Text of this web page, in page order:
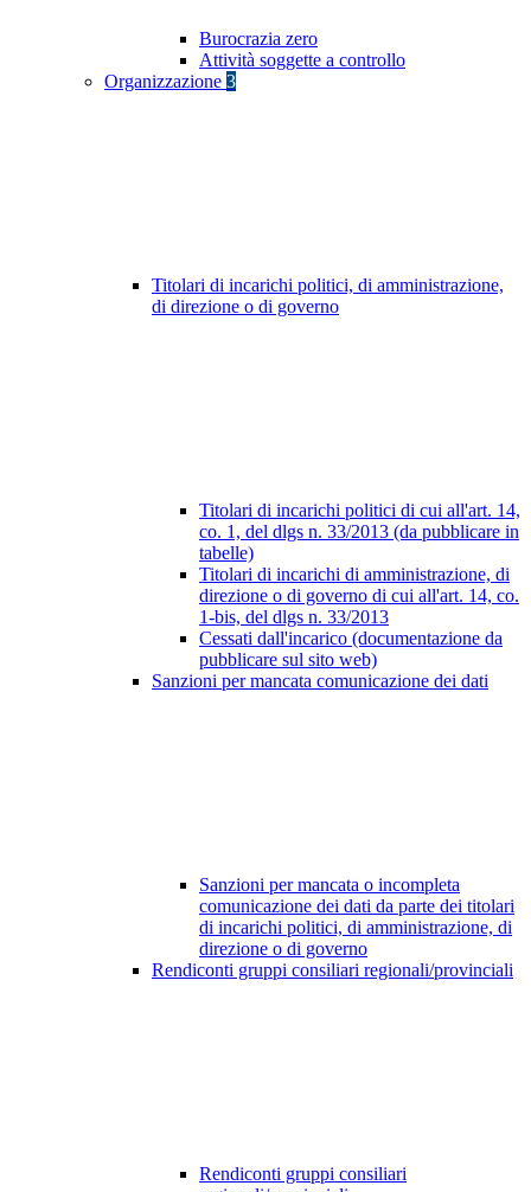
Burocrazia zero
Attività soggette a controllo
Organizzazione 3
Titolari di incarichi politici, di amministrazione,
di direzione o di governo
Titolari di incarichi politici di cui all'art. 14,
co. 1, del dlgs n. 33/2013 (da pubblicare in
tabelle)
Titolari di incarichi di amministrazione, di
direzione o di governo di cui all'art. 14, co.
1-bis, del dlgs n. 33/2013
Cessati dall'incarico (documentazione da
pubblicare sul sito web)
Sanzioni per mancata comunicazione dei dati
Sanzioni per mancata o incompleta
comunicazione dei dati da parte dei titolari
di incarichi politici, di amministrazione, di
direzione o di governo
Rendiconti gruppi consiliari regionali/provinciali
Rendiconti gruppi consiliari